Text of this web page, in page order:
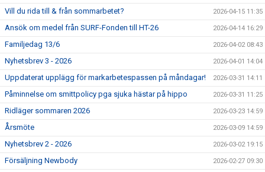
Vill du rida till & från sommarbetet? 2026-04-15 11:35
Ansök om medel från SURF-Fonden till HT-26 2026-04-14 16:29
Familjedag 13/6 2026-04-02 08:43
Nyhetsbrev 3 - 2026 2026-04-01 14:04
Uppdaterat upplägg för markarbetespassen på måndagar! 2026-03-31 14:11
Påminnelse om smittpolicy pga sjuka hästar på hippo 2026-03-31 11:25
Ridläger sommaren 2026 2026-03-23 14:59
Årsmöte 2026-03-09 14:59
Nyhetsbrev 2 - 2026 2026-03-02 19:15
Försäljning Newbody 2026-02-27 09:30